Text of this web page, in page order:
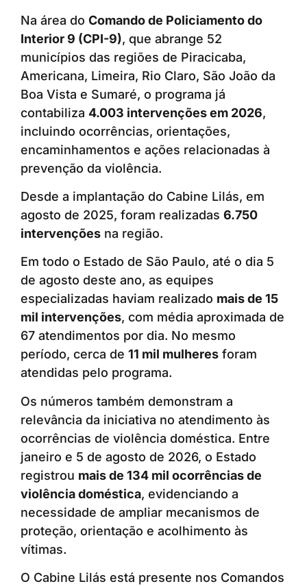
Na área do Comando de Policiamento do
Interior 9 (CPI-9), que abrange 52
municípios das regiões de Piracicaba,
Americana, Limeira, Rio Claro, São João da
Boa Vista e Sumaré, o programa já
contabiliza 4.003 intervenções em 2026,
incluindo ocorrências, orientações,
encaminhamentos e ações relacionadas à
prevenção da violência.
Desde a implantação do Cabine Lilás, em
agosto de 2025, foram realizadas 6.750
intervenções na região.
Em todo o Estado de São Paulo, até o dia 5
de agosto deste ano, as equipes
especializadas haviam realizado mais de 15
mil intervenções, com média aproximada de
67 atendimentos por dia. No mesmo
período, cerca de 11 mil mulheres foram
atendidas pelo programa.
Os números também demonstram a
relevância da iniciativa no atendimento às
ocorrências de violência doméstica. Entre
janeiro e 5 de agosto de 2026, o Estado
registrou mais de 134 mil ocorrências de
violência doméstica, evidenciando a
necessidade de ampliar mecanismos de
proteção, orientação e acolhimento às
vítimas.
O Cabine Lilás está presente nos Comandos